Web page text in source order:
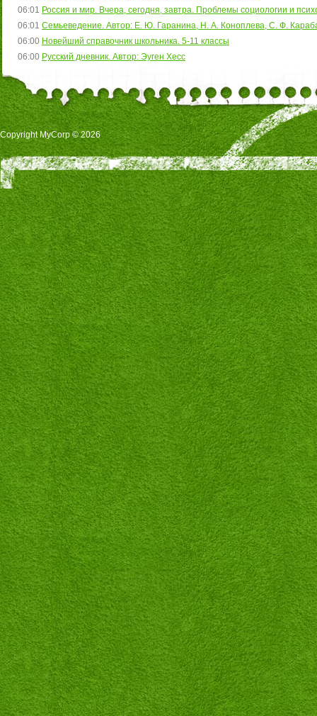
06:01 Россия и мир. Вчера, сегодня, завтра. Проблемы социологии и
06:01 Семьеведение. Автор: Е. Ю. Гаранина, Н. А. Коноплева, С. Ф.
06:00 Новейший справочник школьника. 5-11 классы
06:00 Русский дневник. Автор: Эуген Хесс
Copyright MyCorp © 2026